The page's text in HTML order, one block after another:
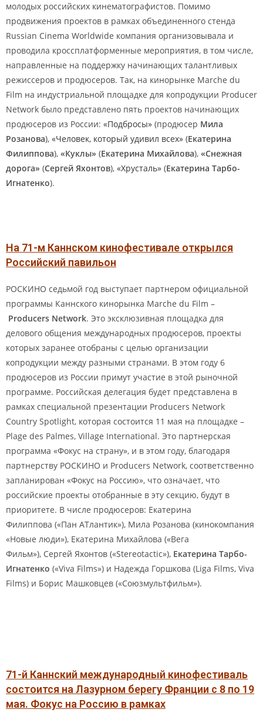
молодых российских кинематографистов. Помимо
продвижения проектов в рамках объединенного стенда
Russian Cinema Worldwide компания организовывала и
проводила кроссплатформенные мероприятия, в том числе,
направленные на поддержку начинающих талантливых
режиссеров и продюсеров. Так, на кинорынке Marche du
Film на индустриальной площадке для копродукции Producer
Network было представлено пять проектов начинающих
продюсеров из России: «Подбросы» (продюсер Мила
Розанова), «Человек, который удивил всех» (Екатерина
Филиппова), «Куклы» (Екатерина Михайлова), «Снежная
дорога» (Сергей Яхонтов), «Хрусталь» (Екатерина Тарбо-
Игнатенко).
На 71-м Каннском кинофестивале открылся
Российский павильон
РОСКИНО седьмой год выступает партнером официальной
программы Каннского кинорынка Marche du Film –
Producers Network. Это эксклюзивная площадка для
делового общения международных продюсеров, проекты
которых заранее отобраны с целью организации
копродукции между разными странами. В этом году 6
продюсеров из России примут участие в этой рыночной
программе. Российская делегация будет представлена в
рамках специальной презентации Producers Network
Country Spotlight, которая состоится 11 мая на площадке –
Plage des Palmes, Village International. Это партнерская
программа «Фокус на страну», и в этом году, благодаря
партнерству РОСКИНО и Producers Network, соответственно
запланирован «Фокус на Россию», что означает, что
российские проекты отобранные в эту секцию, будут в
приоритете. В числе продюсеров: Екатерина
Филиппова («Пан АТлантик»), Мила Розанова (кинокомпания
«Новые люди»), Екатерина Михайлова («Вега
Фильм»), Сергей Яхонтов («Stereotactic»), Екатерина Тарбо-
Игнатенко («Viva Films») и Надежда Горшкова (Liga Films, Viva
Films) и Борис Машковцев («Союзмультфильм»).
71-й Каннский международный кинофестиваль
состоится на Лазурном берегу Франции с 8 по 19
мая. Фокус на Россию в рамках